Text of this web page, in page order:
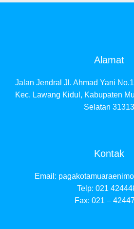
Alamat
Jalan Jendral Jl. Ahmad Yani
Kec. Lawang Kidul, Kabupaten
Selatan 31313
Kontak
Email:
Telp: 021
Fax: 021 –